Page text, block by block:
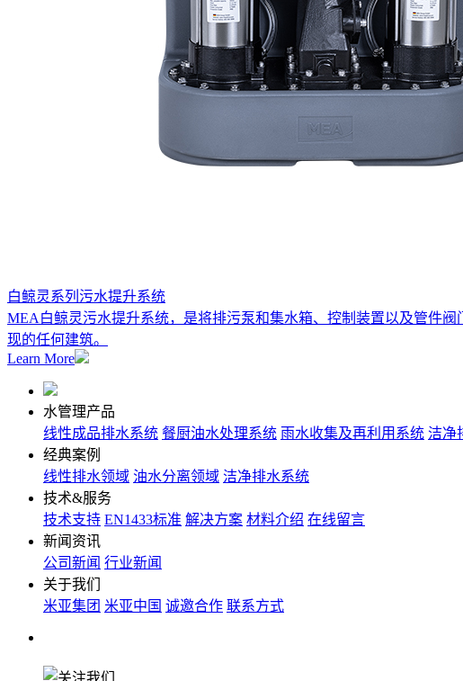
白鲸灵系列污水提升系统
MEA白鲸灵污水提升系统，是将排污泵和集水箱、控制装置以及管件
现的任何建筑。
Learn More
水管理产品
线性成品排水系统 餐厨油水处理系统 雨水收集及再利用系统 洁净
经典案例
线性排水领域 油水分离领域 洁净排水系统
技术&服务
技术支持 EN1433标准 解决方案 材料介绍 在线留言
新闻资讯
公司新闻 行业新闻
关于我们
米亚集团 米亚中国 诚邀合作 联系方式